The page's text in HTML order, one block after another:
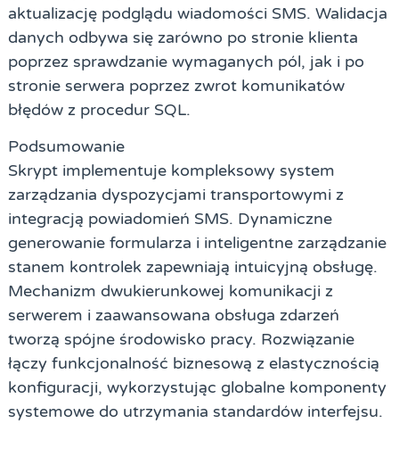
aktualizację podglądu wiadomości SMS. Walidacja
danych odbywa się zarówno po stronie klienta
poprzez sprawdzanie wymaganych pól, jak i po
stronie serwera poprzez zwrot komunikatów
błędów z procedur SQL.
Podsumowanie
Skrypt implementuje kompleksowy system
zarządzania dyspozycjami transportowymi z
integracją powiadomień SMS. Dynamiczne
generowanie formularza i inteligentne zarządzanie
stanem kontrolek zapewniają intuicyjną obsługę.
Mechanizm dwukierunkowej komunikacji z
serwerem i zaawansowana obsługa zdarzeń
tworzą spójne środowisko pracy. Rozwiązanie
łączy funkcjonalność biznesową z elastycznością
konfiguracji, wykorzystując globalne komponenty
systemowe do utrzymania standardów interfejsu.